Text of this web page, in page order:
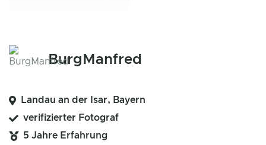
BurgManfred
Landau an der Isar, Bayern
verifizierter Fotograf
5 Jahre Erfahrung